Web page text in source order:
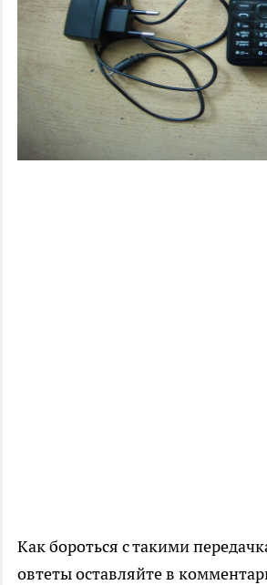
Как бороться с такими
овтеты оставляйте в